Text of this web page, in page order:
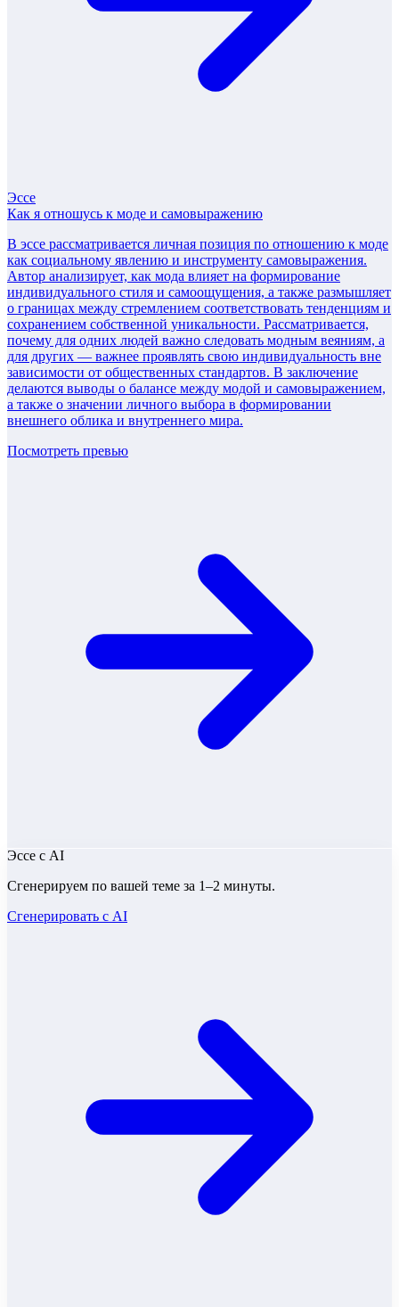
Эссе
Как я отношусь к моде и самовыражению
В эссе рассматривается личная позиция по отношению к моде
как социальному явлению и инструменту самовыражения.
Автор анализирует, как мода влияет на формирование
индивидуального стиля и самоощущения, а также размышляет
о границах между стремлением соответствовать тенденциям и
сохранением собственной уникальности. Рассматривается,
почему для одних людей важно следовать модным веяниям, а
для других — важнее проявлять свою индивидуальность вне
зависимости от общественных стандартов. В заключение
делаются выводы о балансе между модой и самовыражением,
а также о значении личного выбора в формировании
внешнего облика и внутреннего мира.
Посмотреть превью
Эссе с AI
Сгенерируем по вашей теме за 1–2 минуты.
Сгенерировать с AI